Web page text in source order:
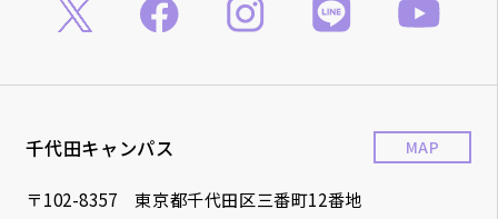
千代田キャンパス
〒102-8357 東京都千代田区三番町12番地
MAP